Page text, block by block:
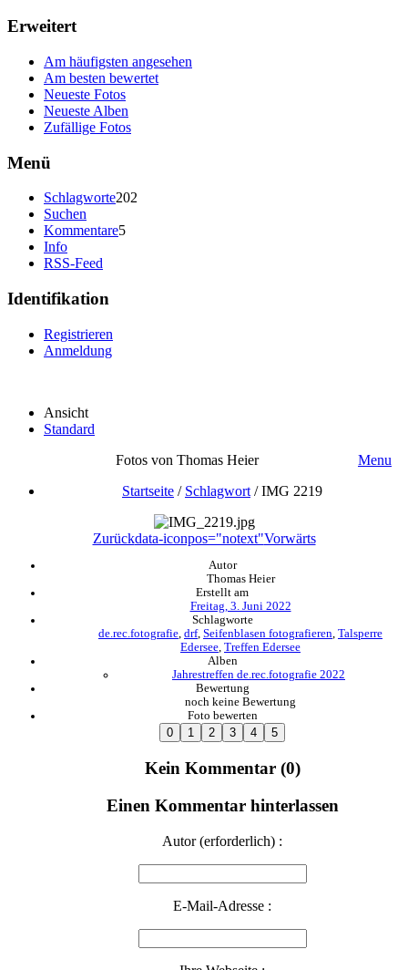
Erweitert
Am häufigsten angesehen
Am besten bewertet
Neueste Fotos
Neueste Alben
Zufällige Fotos
Menü
Schlagworte202
Suchen
Kommentare5
Info
RSS-Feed
Identifikation
Registrieren
Anmeldung
Ansicht
Standard
Fotos von Thomas Heier
Menu
Startseite / Schlagwort /IMG 2219
Zurückdata-iconpos="notext"Vorwärts
Autor
Thomas Heier
Erstellt am
Freitag, 3. Juni 2022
Schlagworte
de.rec.fotografie drf, Seifenblasen fotografieren Talsperre
Edersee Treffen Edersee
Alben
Jahrestreffen de.rec.fotografie 2022
Bewertung
noch keine Bewertung
Foto bewerten
Kein Kommentar (0)
Einen Kommentar hinterlassen
Autor (erforderlich) :
E-Mail-Adresse :